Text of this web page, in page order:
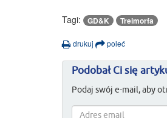
Tagi:
GD&K Treimorfa
drukuj poleć
Podobał Ci się
Podaj swój e-mail, aby